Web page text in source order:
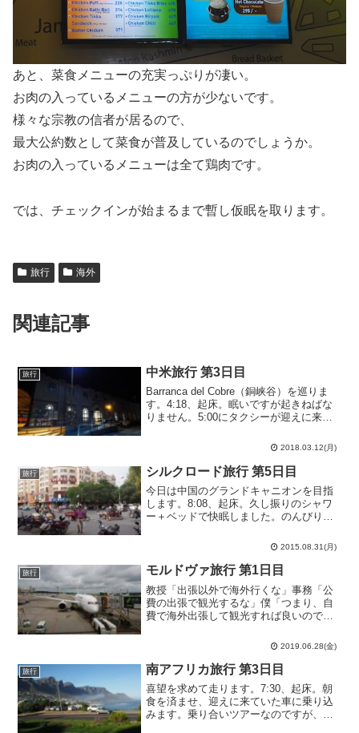
あと、菜食メニューの充実っぷりが凄い。
お肉の入っているメニューの方が少ないです。
様々な宗教の信者が居るので、
最大公約数として菜食が普及しているのでしょうか。
お肉の入っているメニューは全て鶏肉です。
では、チェックインが始まるまで暫し仮眠を取ります。
旅行 海外
関連記事
旅行 中米旅行 第3日目
Barranca del Cobre（銅峡谷）を巡りま
す。4:18、起床。眠いですが起きねばな
りません。5:00にタクシーが迎えに来て
う、僕がこのChihuahua（チワワ）までわ
2018.03.12(月)
旅行 シルクロード旅行 第5日目
今日は中国のグランドキャニオンを目指
します。8:08、起床。久し振りのシャワ
ー＋ベッドで快眠しました。のんびり着
ます。朝の張掖の交差点。人とバイクと
車が入り乱れています。何故この規模の
交差点に信号機を付け...
2015.08.31(月)
旅行 モルドヴァ旅行 第1日目
教授「出張以外で海外行くな」事務「公
費の出張で観光するな」僕「つまり、自
費で海外出張して観光すれば良いので
論理的思考力があるならば。春に
内。それに乗って、昨夏は阻まれ...
2019.06.28(金)
旅行 南アフリカ旅行 第3日目
喜望を求めて走ります。7:30、起床。朝
食を済ませ、迎えに来ていた車に乗り込
みます。乗り合いツアーなのですが、今